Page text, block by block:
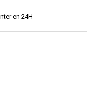
en 24H